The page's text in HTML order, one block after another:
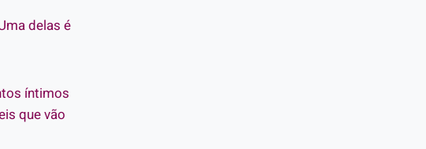
delas é
íntimos
que vão